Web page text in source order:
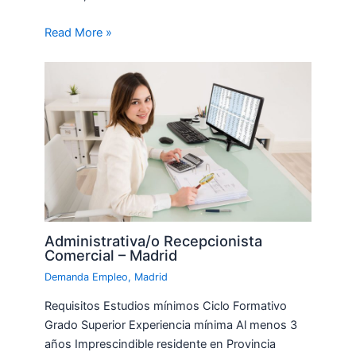
Read More »
Administrativa/o Recepcionista
Comercial – Madrid
Demanda Empleo, Madrid
Requisitos Estudios mínimos Ciclo Formativo
Grado Superior Experiencia mínima Al menos 3
años Imprescindible residente en Provincia